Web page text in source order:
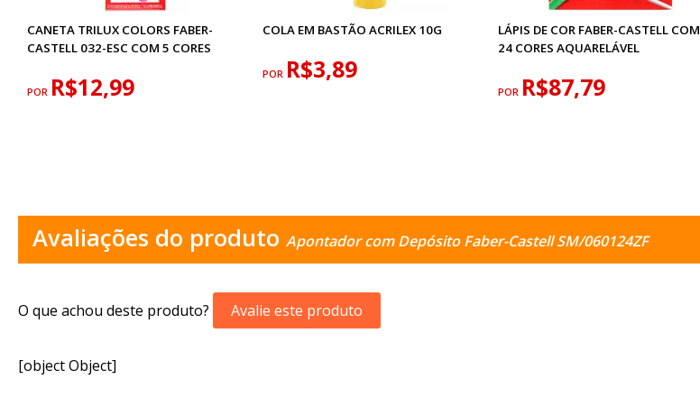
CANETA TRILUX COLORS FABER-
CASTELL 032-ESC COM 5 CORES
POR R$12,99
COLA EM BASTÃO ACRILEX 10G
POR R$3,89
LÁPIS DE COR FABER-CASTELL COM
24 CORES AQUARELÁVEL
POR R$87,79
Avaliações do produto Apontador com Depósito Faber-Castell SM/060124ZF
O que achou deste produto? Avalie este produto
[object Object]